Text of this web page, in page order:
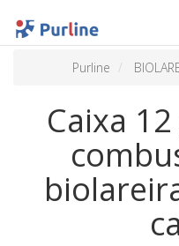
Purline
Caixa